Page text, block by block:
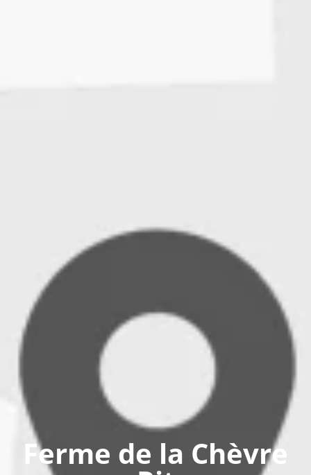
Ferme de la Chèvre